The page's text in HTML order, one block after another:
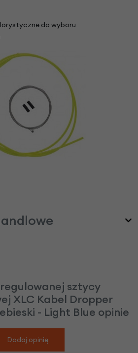
do wyboru
sztycy
XLC Kabel Dropper
- Light Blue opinie
Dodaj opinię